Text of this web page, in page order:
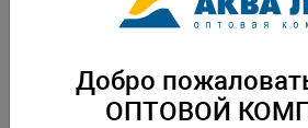
Добро
ОПТОВОЙ